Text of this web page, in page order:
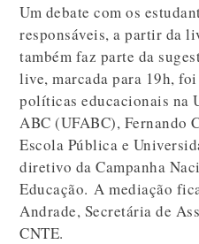
Um debate com os
responsáveis, a partir da
também faz parte da
live, marcada para 19h,
políticas educacionais na
ABC (UFABC), Fernando
Escola Pública e
diretivo da Campanha
Educação. A mediação
Andrade, Secretária de
CNTE.